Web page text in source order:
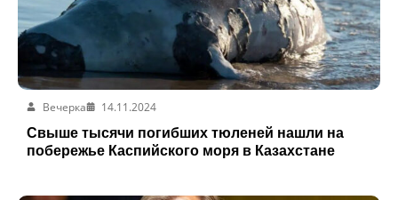
Вечерка
14.11.2024
Свыше тысячи погибших тюленей нашли на
побережье Каспийского моря в Казахстане